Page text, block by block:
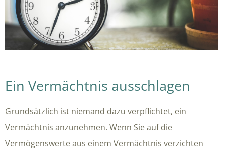
Ein Vermächtnis ausschlagen
Grundsätzlich ist niemand dazu verpflichtet, ein
Vermächtnis anzunehmen. Wenn Sie auf die
Vermögenswerte aus einem Vermächtnis verzichten